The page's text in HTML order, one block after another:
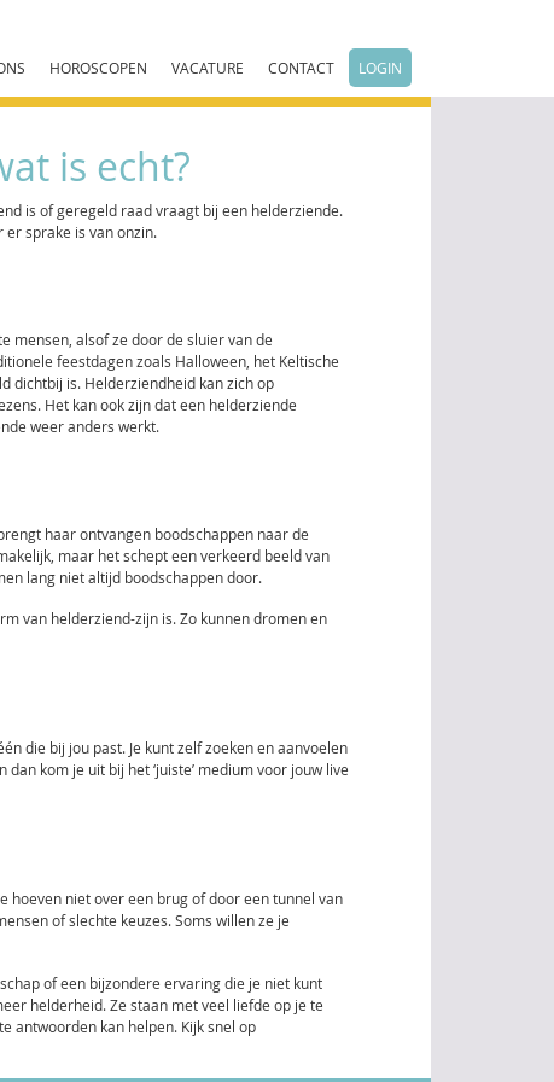
HOROSCOPEN VACATURE CONTACT LOGIN
is echt?
is of geregeld raad vraagt bij een helderziende.
sprake is van onzin.
mensen, alsof ze door de sluier van de
feestdagen zoals Halloween, het Keltische
dichtbij is. Helderziendheid kan zich op
Het kan ook zijn dat een helderziende
weer anders werkt.
haar ontvangen boodschappen naar de
maar het schept een verkeerd beeld van
lang niet altijd boodschappen door.
van helderziend-zijn is. Zo kunnen dromen en
die bij jou past. Je kunt zelf zoeken en aanvoelen
kom je uit bij het ‘juiste’ medium voor jouw live
hoeven niet over een brug of door een tunnel van
of slechte keuzes. Soms willen ze je
of een bijzondere ervaring die je niet kunt
helderheid. Ze staan met veel liefde op je te
antwoorden kan helpen. Kijk snel op